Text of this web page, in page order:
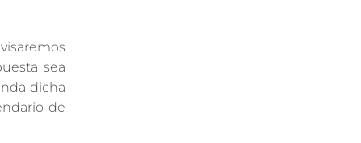
sea
dicha
de